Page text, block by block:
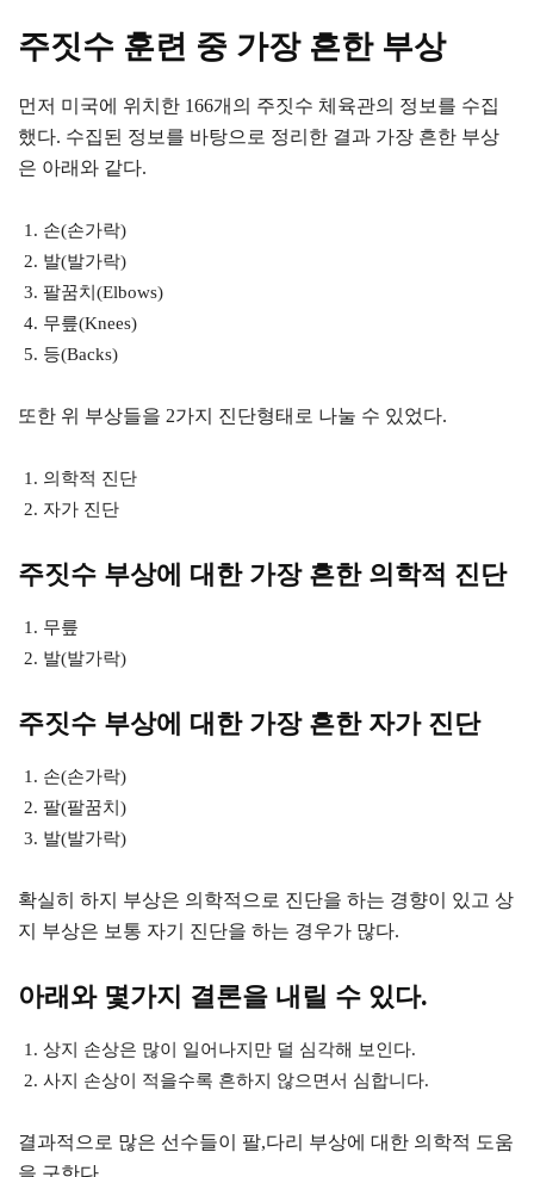
주짓수 훈련 중 가장 흔한 부상
먼저 미국에 위치한 166개의 주짓수 체육관의 정보를 수집
했다. 수집된 정보를 바탕으로 정리한 결과 가장 흔한 부상
은 아래와 같다.
손(손가락)
발(발가락)
팔꿈치(Elbows)
무릎(Knees)
등(Backs)
또한 위 부상들을 2가지 진단형태로 나눌 수 있었다.
의학적 진단
자가 진단
주짓수 부상에 대한 가장 흔한 의학적 진단
무릎
발(발가락)
주짓수 부상에 대한 가장 흔한 자가 진단
손(손가락)
팔(팔꿈치)
발(발가락)
확실히 하지 부상은 의학적으로 진단을 하는 경향이 있고 상
지 부상은 보통 자기 진단을 하는 경우가 많다.
아래와 몇가지 결론을 내릴 수 있다.
상지 손상은 많이 일어나지만 덜 심각해 보인다.
사지 손상이 적을수록 흔하지 않으면서 심합니다.
결과적으로 많은 선수들이 팔,다리 부상에 대한 의학적 도움